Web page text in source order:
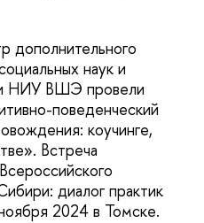
дополнительного
наук и
НИУ ВШЭ провели
поведенческий
коучинге,
Встреча
диалог практик
2024 в Томске.